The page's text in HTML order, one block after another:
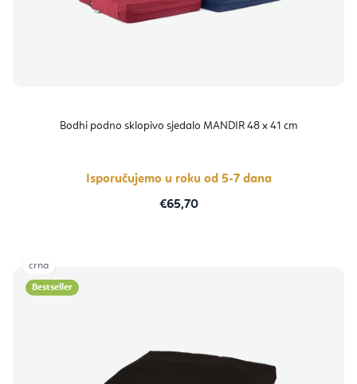
Bodhi podno sklopivo sjedalo MANDIR 48 x 41 cm
Isporučujemo u roku od 5-7 dana
€65,70
Bestseller
crna